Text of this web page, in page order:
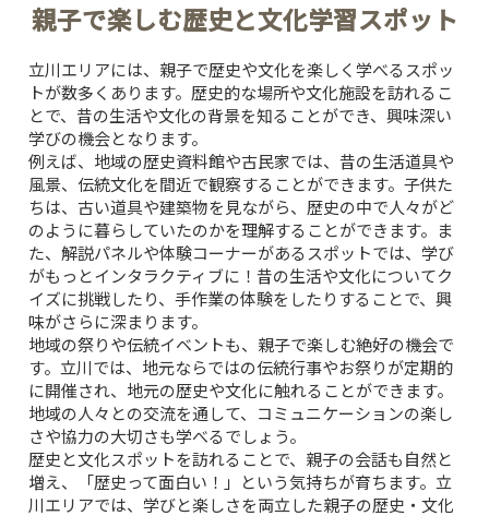
親子で楽しむ歴史と文化学習スポット
立川エリアには、親子で歴史や文化を楽しく学べるスポッ
トが数多くあります。歴史的な場所や文化施設を訪れるこ
とで、昔の生活や文化の背景を知ることができ、興味深い
学びの機会となります。
例えば、地域の歴史資料館や古民家では、昔の生活道具や
風景、伝統文化を間近で観察することができます。子供た
ちは、古い道具や建築物を見ながら、歴史の中で人々がど
のように暮らしていたのかを理解することができます。ま
た、解説パネルや体験コーナーがあるスポットでは、学び
がもっとインタラクティブに！昔の生活や文化についてク
イズに挑戦したり、手作業の体験をしたりすることで、興
味がさらに深まります。
地域の祭りや伝統イベントも、親子で楽しむ絶好の機会で
す。立川では、地元ならではの伝統行事やお祭りが定期的
に開催され、地元の歴史や文化に触れることができます。
地域の人々との交流を通して、コミュニケーションの楽し
さや協力の大切さも学べるでしょう。
歴史と文化スポットを訪れることで、親子の会話も自然と
増え、「歴史って面白い！」という気持ちが育ちます。立
川エリアでは、学びと楽しさを両立した親子の歴史・文化